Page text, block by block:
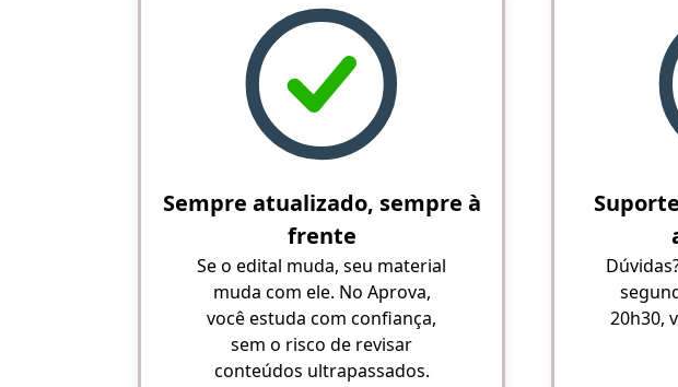
Sempre atualizado, sempre à
frente
Se o edital muda, seu material
muda com ele. No Aprova,
você estuda com confiança,
sem o risco de revisar
conteúdos ultrapassados.
20h30,